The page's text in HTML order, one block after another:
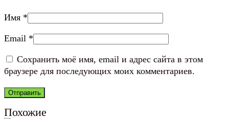
Имя *
Email *
Сохранить моё имя, email и адрес сайта в этом
браузере для последующих моих комментариев.
Похожие